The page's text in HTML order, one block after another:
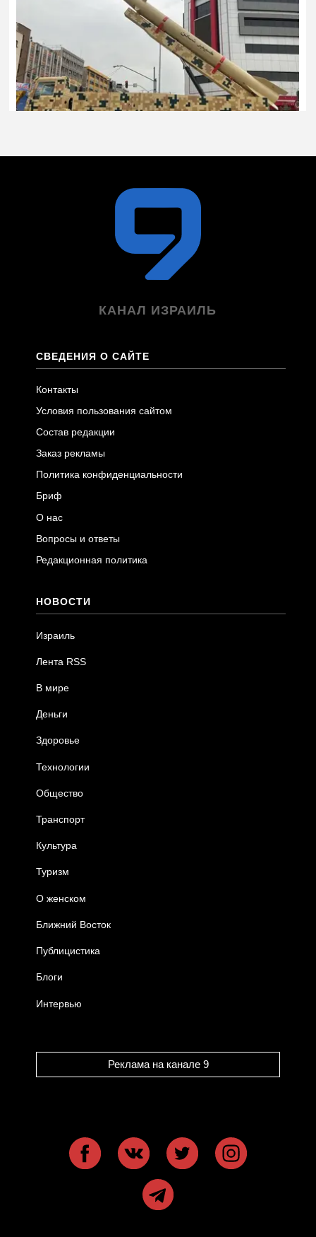
КАНАЛ ИЗРАИЛЬ
СВЕДЕНИЯ О САЙТЕ
Контакты
Условия пользования сайтом
Состав редакции
Заказ рекламы
Политика конфиденциальности
Бриф
О нас
Вопросы и ответы
Редакционная политика
НОВОСТИ
Израиль
Лента RSS
В мире
Деньги
Здоровье
Технологии
Общество
Транспорт
Культура
Туризм
О женском
Ближний Восток
Публицистика
Блоги
Интервью
Реклама на канале 9